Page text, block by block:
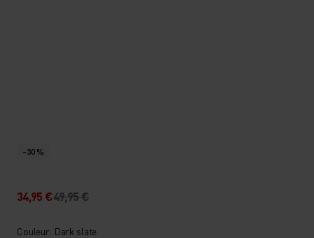
-30 %
34,95 €49,95 €
Couleur: Dark slate